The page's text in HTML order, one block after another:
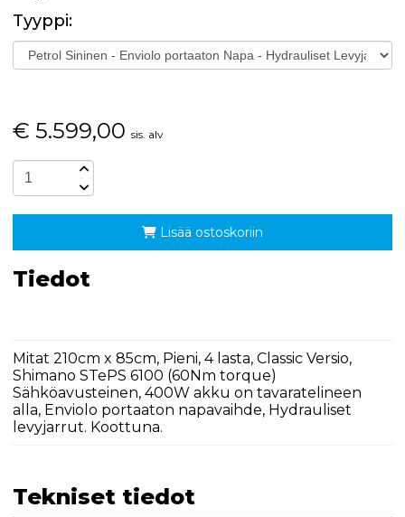
Tyyppi:
€ 5.599,00 sis. alv
Lisää ostoskoriin
Tiedot
Mitat 210cm x 85cm, Pieni, 4 lasta, Classic Versio,
Shimano STePS 6100 (60Nm torque)
Sähköavusteinen, 400W akku on tavaratelineen
alla, Enviolo portaaton napavaihde, Hydrauliset
levyjarrut. Koottuna.
Tekniset tiedot